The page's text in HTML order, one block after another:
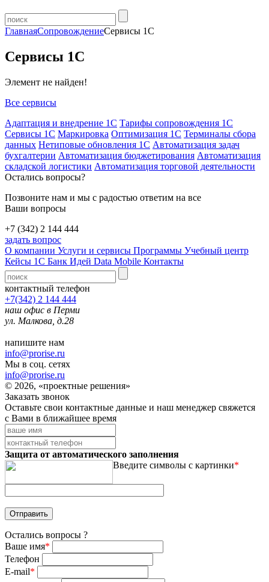
ГлавнаяСопровождениеСервисы 1С
Сервисы 1С
Элемент не найден!
Все сервисы
Адаптация и внедрение 1С Тарифы сопровождения 1С
Сервисы 1С Маркировка Оптимизация 1С Терминалы сбора
данных Нетиповые обновления 1С Автоматизация задач
бухгалтерии Автоматизация бюджетирования Автоматизация
складской логистики Автоматизация торговой деятельности
Остались вопросы?
Позвоните нам и мы с радостью ответим на все
Ваши вопросы
+7 (342) 2 144 444
задать вопрос
О компании Услуги и сервисы Программы Учебный центр
Кейсы 1С Банк Идей Data Mobile Контакты
контактный телефон
+7(342) 2 144 444
наш офис в Перми
ул. Малкова, д.28
напишите нам
info@prorise.ru
Мы в соц. сетях
info@prorise.ru
© 2026, «проектные решения»
Заказать звонок
Оставьте свои контактные данные и наш менеджер свяжется
с Вами в ближайшее время
Защита от автоматического заполнения
Введите символы с картинки*
Остались вопросы ?
Ваше имя*
Телефон
E-mail*